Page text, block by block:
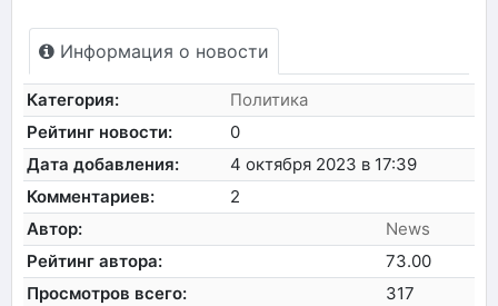
Информация о новости
Категория:
Политика
Рейтинг новости:
0
Дата добавления:
4 октября 2023 в 17:39
Комментариев:
2
Автор:
News
Рейтинг автора:
73.00
Просмотров всего:
317